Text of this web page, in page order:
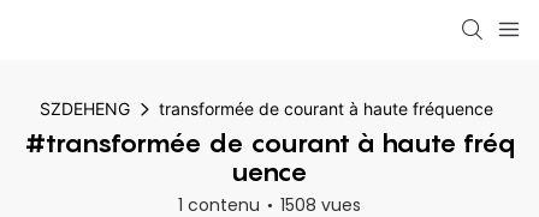
SZDEHENG transformée de courant à haute fréquence
#transformée de courant à haute fréq
uence
1 contenu 1508 vues